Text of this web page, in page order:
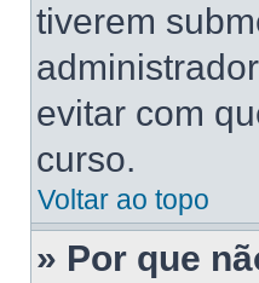
tiverem
evitar com
curso.
Voltar ao topo
» Por que